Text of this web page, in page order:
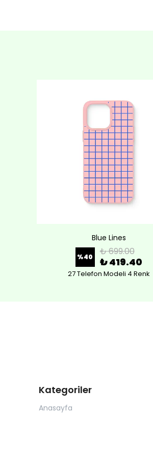
Blue Lines
%40 ₺ 699.00
₺ 419.40
27 Telefon Modeli 4 Renk
Kategoriler
Anasayfa